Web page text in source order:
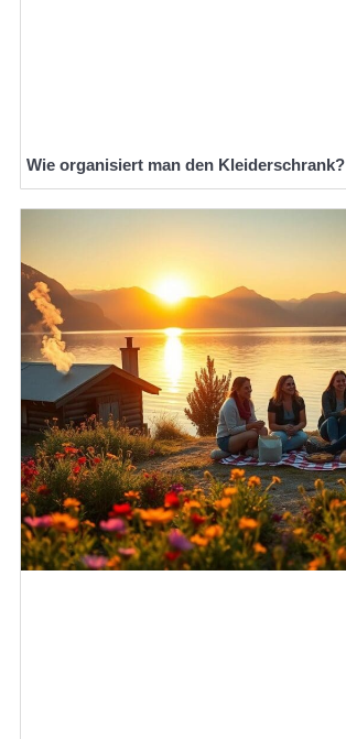
Wie organisiert man den Kleiderschrank?